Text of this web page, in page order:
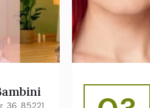
36, 85221